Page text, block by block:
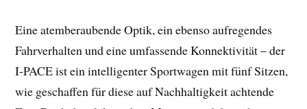
Eine atemberaubende Optik, ein ebenso aufregendes
Fahrverhalten und eine umfassende Konnektivität – der
I-PACE ist ein intelligenter Sportwagen mit fünf Sitzen,
wie geschaffen für diese auf Nachhaltigkeit achtende